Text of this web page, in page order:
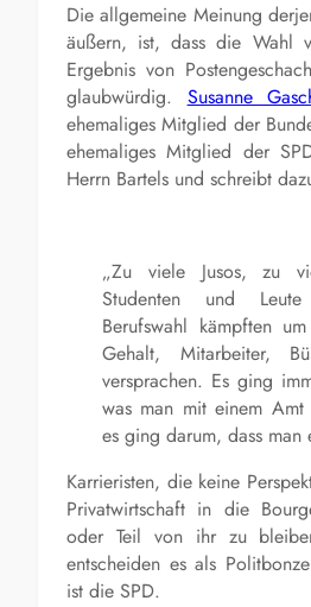
Die allgemeine Meinung
äußern, ist, dass die Wahl
Ergebnis von
glaubwürdig. Susanne
ehemaliges Mitglied der
ehemaliges Mitglied der
Herrn Bartels und schreibt
„Zu viele Jusos, zu
Studenten und
Berufswahl kämpften
Gehalt, Mitarbeiter,
versprachen. Es ging
was man mit einem
es ging darum, dass man
Karrieristen, die keine
Privatwirtschaft in die
oder Teil von ihr zu
entscheiden es als
ist die SPD.